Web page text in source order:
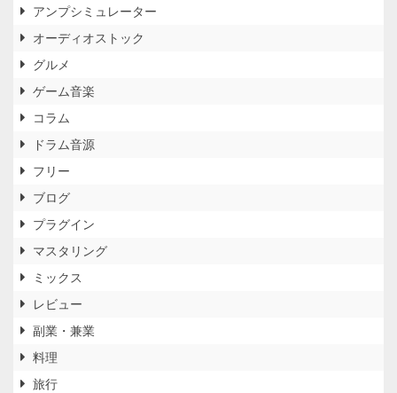
アンプシミュレーター
オーディオストック
グルメ
ゲーム音楽
コラム
ドラム音源
フリー
ブログ
プラグイン
マスタリング
ミックス
レビュー
副業・兼業
料理
旅行